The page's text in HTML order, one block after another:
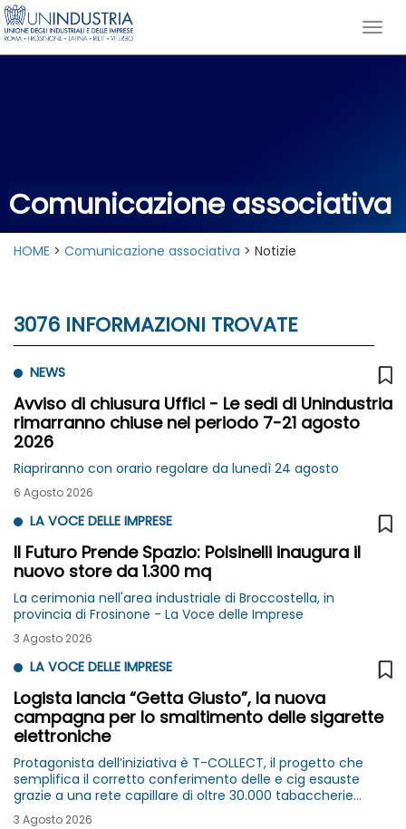
Comunicazione associativa
HOME > Comunicazione associativa > Notizie
3076 INFORMAZIONI TROVATE
NEWS
Avviso di chiusura Uffici - Le sedi di Unindustria
rimarranno chiuse nel periodo 7-21 agosto
2026
Riapriranno con orario regolare da lunedì 24 agosto
6 Agosto 2026
LA VOCE DELLE IMPRESE
Il Futuro Prende Spazio: Polsinelli inaugura il
nuovo store da 1.300 mq
La cerimonia nell'area industriale di Broccostella, in
provincia di Frosinone - La Voce delle Imprese
3 Agosto 2026
LA VOCE DELLE IMPRESE
Logista lancia “Getta Giusto”, la nuova
campagna per lo smaltimento delle sigarette
elettroniche
Protagonista dell’iniziativa è T-COLLECT, il progetto che
semplifica il corretto conferimento delle e cig esauste
grazie a una rete capillare di oltre 30.000 tabaccherie
diffuse sul territorio nazionale
3 Agosto 2026